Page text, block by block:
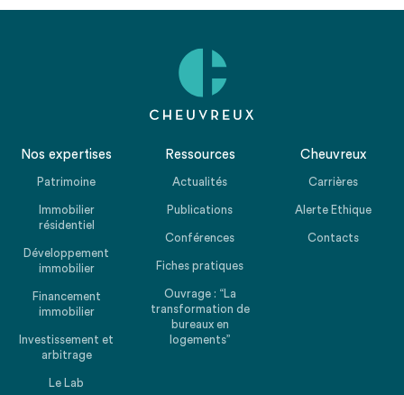
Nos expertises
Patrimoine
Immobilier
résidentiel
Développement
immobilier
Financement
immobilier
Investissement et
arbitrage
Le Lab
Ressources
Actualités
Publications
Conférences
Fiches pratiques
Ouvrage : “La
transformation de
bureaux en
logements”
Cheuvreux
Carrières
Alerte Ethique
Contacts